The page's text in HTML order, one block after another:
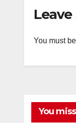
Leave
You must be
You